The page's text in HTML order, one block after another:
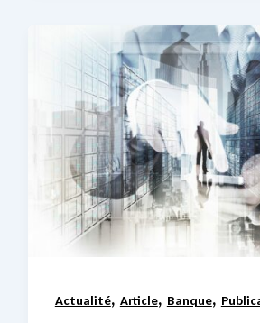
Actualité, Article, Banque,